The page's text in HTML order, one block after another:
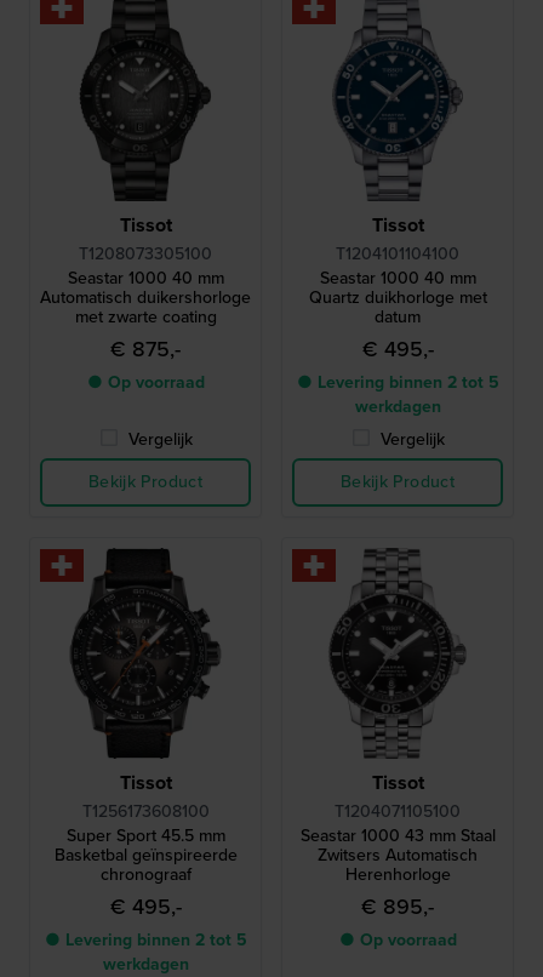
Tissot
T1208073305100
Seastar 1000 40 mm
Automatisch duikershorloge
met zwarte coating
€ 875,-
● Op voorraad
Vergelijk
Bekijk Product
Tissot
T1204101104100
Seastar 1000 40 mm
Quartz duikhorloge met
datum
€ 495,-
● Levering binnen 2 tot 5
werkdagen
Vergelijk
Bekijk Product
Tissot
T1256173608100
Super Sport 45.5 mm
Basketbal geïnspireerde
chronograaf
€ 495,-
● Levering binnen 2 tot 5
werkdagen
Tissot
T1204071105100
Seastar 1000 43 mm Staal
Zwitsers Automatisch
Herenhorloge
€ 895,-
● Op voorraad